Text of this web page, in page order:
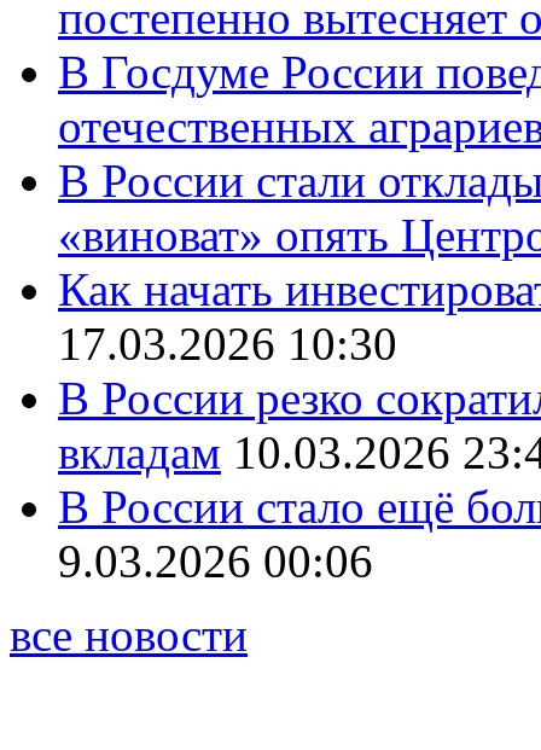
постепенно вытесняет
В Госдуме России
отечественных
В России стали
«виноват» опять
Как начать
17.03.2026 10:30
В России резко
вкладам 10.03.2026
В России стало ещё
9.03.2026 00:06
все новости